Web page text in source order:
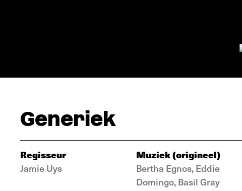
Generiek
Regisseur
Jamie Uys
Muziek (origineel)
Bertha Egnos, Eddie
Domingo, Basil Gray